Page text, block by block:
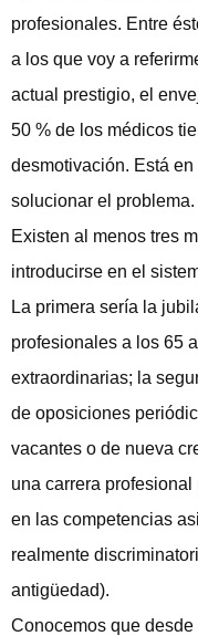
profesionales. Entre
a los que voy a
actual prestigio, el
50 % de los médicos
desmotivación. Está
solucionar el problema.
Existen al menos tres
introducirse en el
La primera sería la
profesionales a los 65
extraordinarias; la
de oposiciones
vacantes o de nueva
una carrera
en las competencias
realmente
antigüedad).
Conocemos que